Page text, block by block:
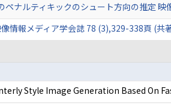
ナルティキックのシュート方向の推定
情報メディア学会誌 78 (3),329-338頁 (共
Style Image Generation Based On